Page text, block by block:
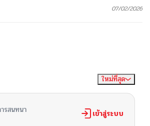
07/02/2026
ใหม่ที่สุด
รสนทนา เข้าสู่ระบบ